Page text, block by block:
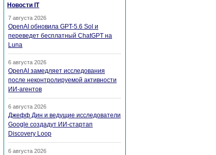
Новости IT
7 августа 2026
OpenAI обновила GPT-5.6 Sol и
переведет бесплатный ChatGPT на
Luna
6 августа 2026
OpenAI замедляет исследования
после неконтролируемой активности
ИИ-агентов
6 августа 2026
Джефф Дин и ведущие исследователи
Google создадут ИИ-стартап
Discovery Loop
6 августа 2026